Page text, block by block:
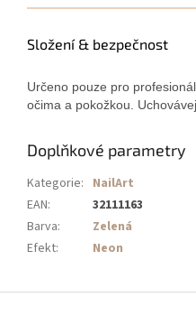
Složení & bezpečnost
Určeno pouze pro
očima a pokožkou.
Doplňkové parametry
Kategorie: NailArt
EAN:
32111163
Barva:
Zelená
Efekt: Neon